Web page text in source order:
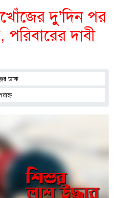
দুু’দিন পর
দাবী
ডাক